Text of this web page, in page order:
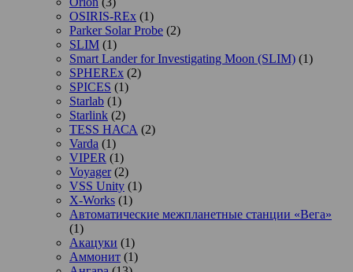
OSIRIS-REx (1)
Parker Solar Probe (2)
SLIM (1)
Smart Lander for Investigating Moon (SLIM) (1)
SPHEREx (2)
SPICES (1)
Starlab (1)
Starlink (2)
TESS НАСА (2)
Varda (1)
VIPER (1)
Voyager(2)
VSS Unity (1)
X-Works (1)
Автоматические межпланетные станции «Вега»
(1)
Акацуки (1)
Аммонит (1)